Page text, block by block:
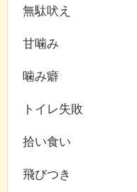
無駄吠え
甘噛み
噛み癖
トイレ失敗
拾い食い
飛びつき